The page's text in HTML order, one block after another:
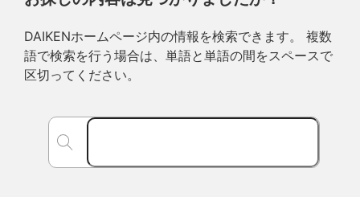
DAIKENホームページ内の情報を検索できます。 複数
語で検索を行う場合は、単語と単語の間をスペースで
区切ってください。